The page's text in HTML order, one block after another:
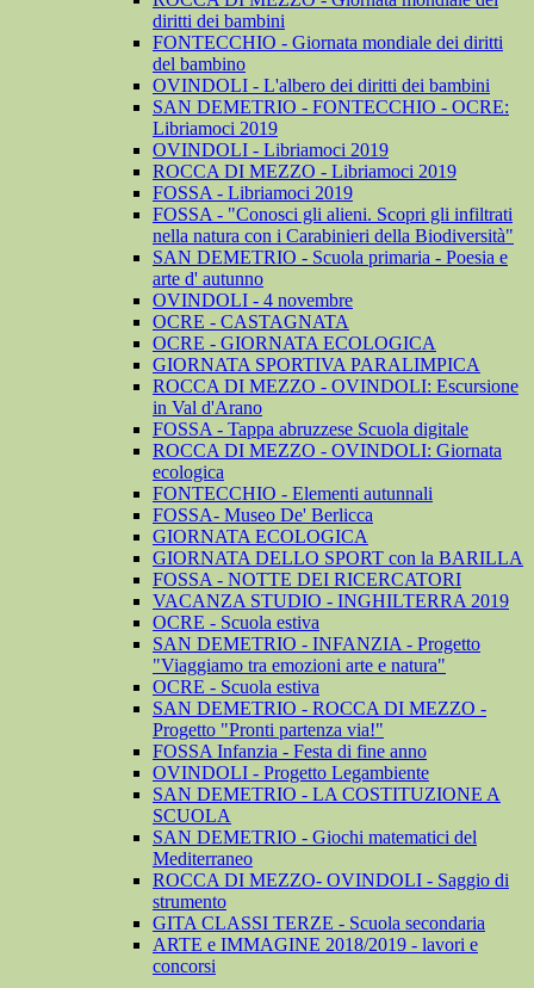
diritti dei bambini
FONTECCHIO - Giornata mondiale dei diritti
del bambino
OVINDOLI - L'albero dei diritti dei bambini
SAN DEMETRIO - FONTECCHIO - OCRE:
Libriamoci 2019
OVINDOLI - Libriamoci 2019
ROCCA DI MEZZO - Libriamoci 2019
FOSSA - Libriamoci 2019
FOSSA - "Conosci gli alieni. Scopri gli infiltrati
nella natura con i Carabinieri della Biodiversità"
SAN DEMETRIO - Scuola primaria - Poesia e
arte d' autunno
OVINDOLI - 4 novembre
OCRE - CASTAGNATA
OCRE - GIORNATA ECOLOGICA
GIORNATA SPORTIVA PARALIMPICA
ROCCA DI MEZZO - OVINDOLI: Escursione
in Val d'Arano
FOSSA - Tappa abruzzese Scuola digitale
ROCCA DI MEZZO - OVINDOLI: Giornata
ecologica
FONTECCHIO - Elementi autunnali
FOSSA- Museo De' Berlicca
GIORNATA ECOLOGICA
GIORNATA DELLO SPORT con la BARILLA
FOSSA - NOTTE DEI RICERCATORI
VACANZA STUDIO - INGHILTERRA 2019
OCRE - Scuola estiva
SAN DEMETRIO - INFANZIA - Progetto
"Viaggiamo tra emozioni arte e natura"
OCRE - Scuola estiva
SAN DEMETRIO - ROCCA DI MEZZO -
Progetto "Pronti partenza via!"
FOSSA Infanzia - Festa di fine anno
OVINDOLI - Progetto Legambiente
SAN DEMETRIO - LA COSTITUZIONE A
SCUOLA
SAN DEMETRIO - Giochi matematici del
Mediterraneo
ROCCA DI MEZZO- OVINDOLI - Saggio di
strumento
GITA CLASSI TERZE - Scuola secondaria
ARTE e IMMAGINE 2018/2019 - lavori e
concorsi